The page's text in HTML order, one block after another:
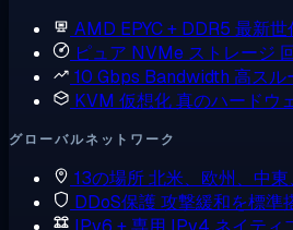
AMD EPYC + DDR5 最新世
ピュア NVMe ストレージ
10 Gbps Bandwidth 高スル
KVM 仮想化真のハードウ
グローバルネットワーク
13の場所北米、欧州、中
DDoS保護攻撃緩和を標準